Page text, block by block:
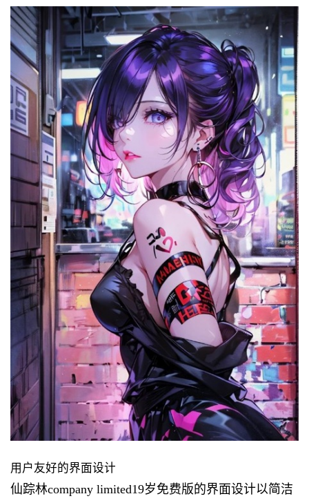
用户友好的界面设计
仙踪林company limited19岁免费版的界面设计以简洁